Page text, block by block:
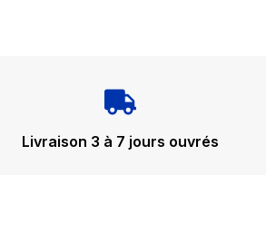
Livraison 3 à 7 jours ouvrés